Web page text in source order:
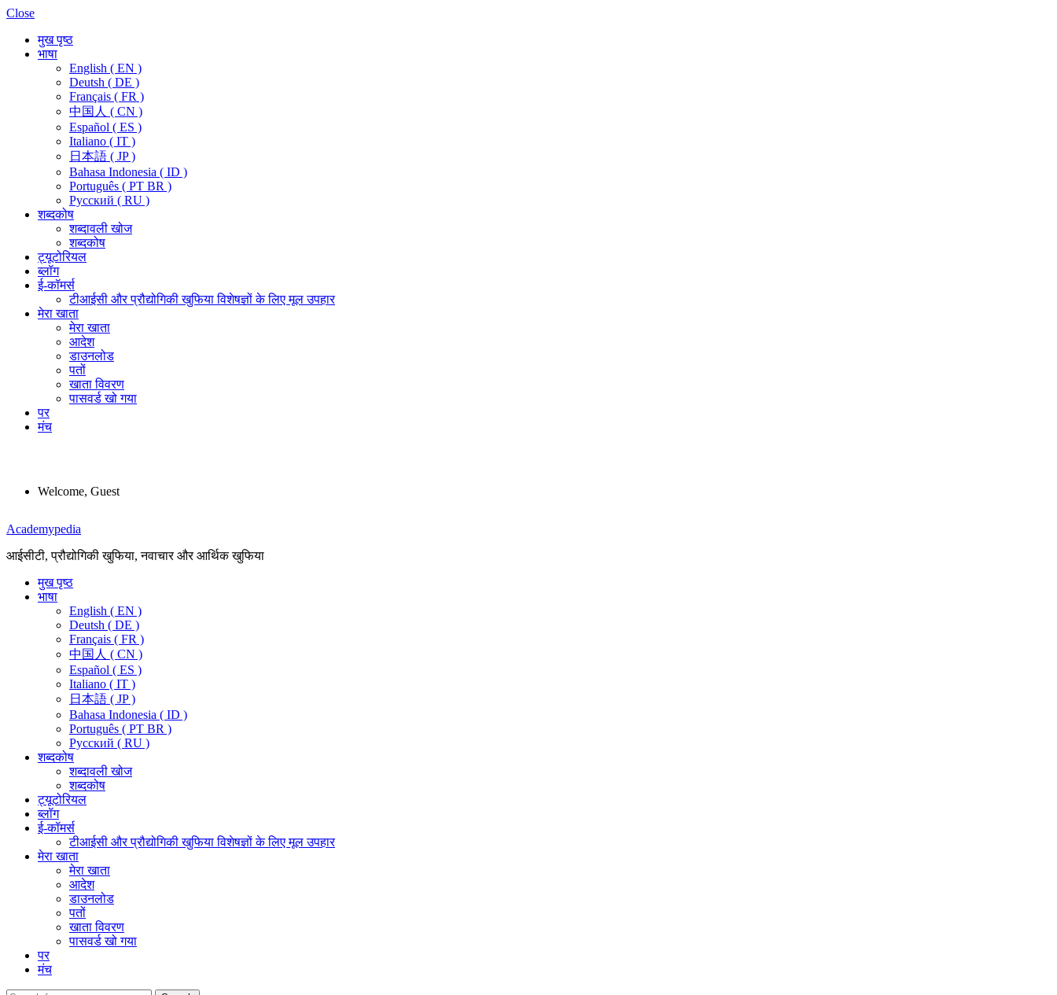
Close
मुख पृष्ठ
भाषा
English ( EN )
Deutsh ( DE )
Français ( FR )
中国人 ( CN )
Español ( ES )
Italiano ( IT )
日本語 ( JP )
Bahasa Indonesia ( ID )
Português ( PT BR )
Pусский ( RU )
शब्दकोष
शब्दावली खोज
शब्दकोष
ट्यूटोरियल
ब्लॉग
ई-कॉमर्स
टीआईसी और प्रौद्योगिकी खुफिया विशेषज्ञों के लिए मूल उपहार
मेरा खाता
मेरा खाता
आदेश
डाउनलोड
पतों
खाता विवरण
पासवर्ड खो गया
पर
मंच
Welcome, Guest
Menu
Academypedia
आईसीटी, प्रौद्योगिकी खुफिया, नवाचार और आर्थिक खुफिया
मुख पृष्ठ
भाषा
English ( EN )
Deutsh ( DE )
Français ( FR )
中国人 ( CN )
Español ( ES )
Italiano ( IT )
日本語 ( JP )
Bahasa Indonesia ( ID )
Português ( PT BR )
Pусский ( RU )
शब्दकोष
शब्दावली खोज
शब्दकोष
ट्यूटोरियल
ब्लॉग
ई-कॉमर्स
टीआईसी और प्रौद्योगिकी खुफिया विशेषज्ञों के लिए मूल उपहार
मेरा खाता
मेरा खाता
आदेश
डाउनलोड
पतों
खाता विवरण
पासवर्ड खो गया
पर
मंच